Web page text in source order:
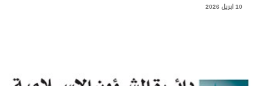
10 ابريل 2026